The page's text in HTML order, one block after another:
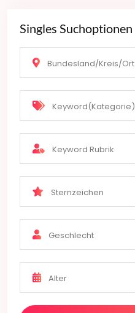
Singles Suchoptionen
Bundesland/Kreis/Ort
Keyword(Kategorie)
Keyword Rubrik
Sternzeichen
Geschlecht
Alter